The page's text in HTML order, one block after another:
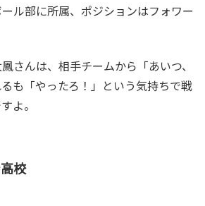
ル部に所属、ポジションはフォワー
さんは、相手チームから「あいつ、
も「やったろ！」という気持ちで戦
よ。
校